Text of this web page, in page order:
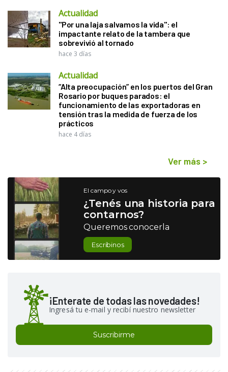
Actualidad
"Por una laja salvamos la vida": el
impactante relato de la tambera que
sobrevivió al tornado
hace 3 días
Actualidad
“Alta preocupación” en los puertos del Gran
Rosario por buques parados: el
funcionamiento de las exportadoras en
tensión tras la medida de fuerza de los
prácticos
hace 4 días
Ver más >
El campo y vos
¿Tenés una historia para
contarnos?
Queremos conocerla
Escribinos
¡Enterate de todas las novedades!
Ingresá tu e-mail y recibí nuestro newsletter
Suscribirme